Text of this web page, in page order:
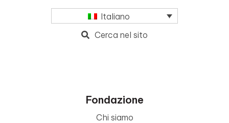
Italiano
Cerca nel sito
Fondazione
Chi siamo